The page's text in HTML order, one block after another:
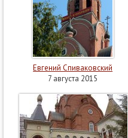
Евгений Спиваковский
7 августа 2015